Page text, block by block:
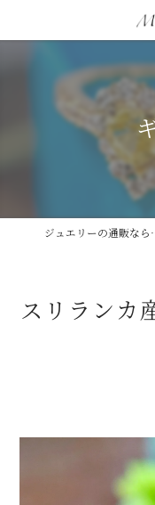
ジュエリ
スリランカ